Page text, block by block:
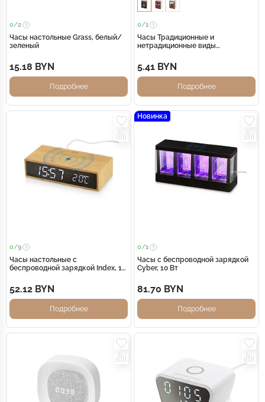
0/2
Часы настольные Grass, белый/
зеленый
15.18 BYN
Подробнее
0/1
Часы Традиционные и
нетрадиционные виды
5.41 BYN
Подробнее
0/9
Часы настольные с
беспроводной зарядкой Index, 10
52.12 BYN
Подробнее
Новинка
0/1
Часы с беспроводной зарядкой
Cyber, 10 Вт
81.70 BYN
Подробнее